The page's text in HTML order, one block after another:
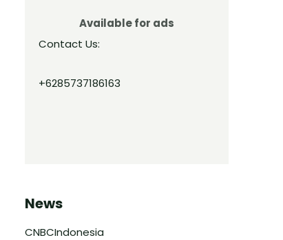
Available for ads
Contact Us:
+6285737186163
News
CNBCIndonesia